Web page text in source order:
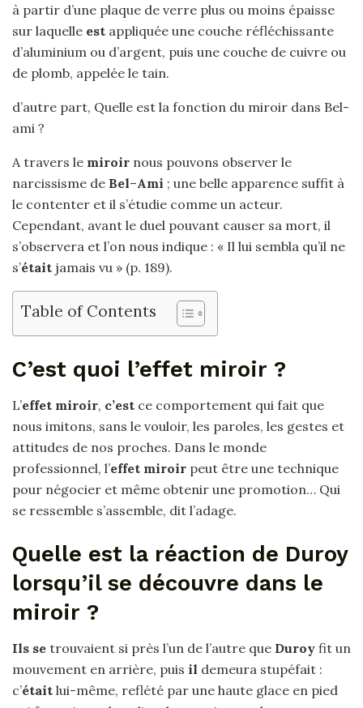
à partir d’une plaque de verre plus ou moins épaisse
sur laquelle est appliquée une couche réfléchissante
d’aluminium ou d’argent, puis une couche de cuivre ou
de plomb, appelée le tain.
d’autre part, Quelle est la fonction du miroir dans Bel-
ami ?
A travers le miroir nous pouvons observer le
narcissisme de Bel–Ami ; une belle apparence suffit à
le contenter et il s’étudie comme un acteur.
Cependant, avant le duel pouvant causer sa mort, il
s’observera et l’on nous indique : « Il lui sembla qu’il ne
s’était jamais vu » (p. 189).
Table of Contents
C’est quoi l’effet miroir ?
L’effet miroir, c’est ce comportement qui fait que
nous imitons, sans le vouloir, les paroles, les gestes et
attitudes de nos proches. Dans le monde
professionnel, l’effet miroir peut être une technique
pour négocier et même obtenir une promotion… Qui
se ressemble s’assemble, dit l’adage.
Quelle est la réaction de Duroy
lorsqu’il se découvre dans le
miroir ?
Ils se trouvaient si près l’un de l’autre que Duroy fit un
mouvement en arrière, puis il demeura stupéfait :
c’était lui-même, reflété par une haute glace en pied